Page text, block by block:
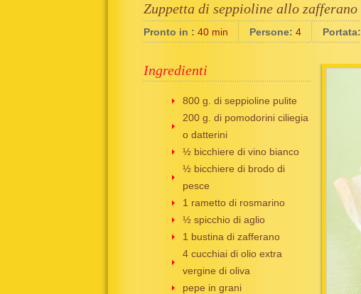
Zuppetta di seppioline allo zafferano
Pronto in : 40 min Persone: 4 Portata:
Ingredienti
800 g. di seppioline pulite
200 g. di pomodorini ciliegia
o datterini
½ bicchiere di vino bianco
½ bicchiere di brodo di
pesce
1 rametto di rosmarino
½ spicchio di aglio
1 bustina di zafferano
4 cucchiai di olio extra
vergine di oliva
pepe in grani